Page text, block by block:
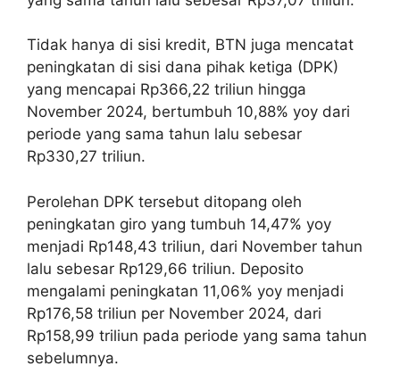
Tidak hanya di sisi kredit, BTN juga mencatat
peningkatan di sisi dana pihak ketiga (DPK)
yang mencapai Rp366,22 triliun hingga
November 2024, bertumbuh 10,88% yoy dari
periode yang sama tahun lalu sebesar
Rp330,27 triliun.
Perolehan DPK tersebut ditopang oleh
peningkatan giro yang tumbuh 14,47% yoy
menjadi Rp148,43 triliun, dari November tahun
lalu sebesar Rp129,66 triliun. Deposito
mengalami peningkatan 11,06% yoy menjadi
Rp176,58 triliun per November 2024, dari
Rp158,99 triliun pada periode yang sama tahun
sebelumnya.